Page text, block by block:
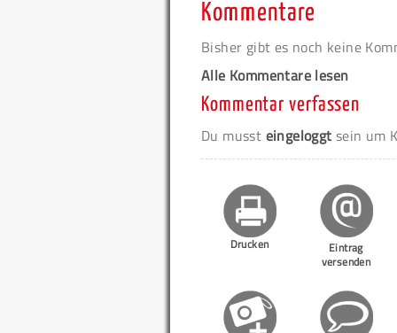
Kommentare
Bisher gibt es noch keine
Alle Kommentare lesen
Kommentar verfassen
Du musst eingeloggt sein um
Drucken
Eintrag
versenden